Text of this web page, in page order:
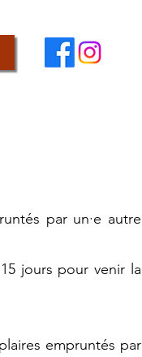
par un·e autre
jours pour venir la
empruntés par